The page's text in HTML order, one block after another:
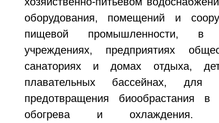
оборудования, помещений и
пищевой промышленности, в
учреждениях, предприятиях
санаториях и домах отдыха,
плавательных бассейнах, для
предотвращения биообрастания в
обогрева и охлаждения.